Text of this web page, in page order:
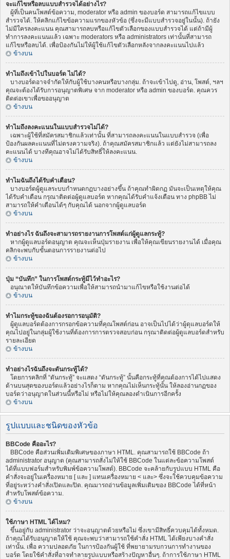
จะแก้ไขหรือลบแบบสำรวจได้อย่างไร?
ผู้ที่เป็นคนโพสต์ข้อความ, moderator หรือ admin ของบอร์ด สามารถแก้ไขแบบ
สำรวจได้. ให้คลิกแก้ไขข้อความแรกของหัวข้อ (ซึ่งจะมีแบบสำรวจอยู่ในนั้น). ถ้ายัง
ไม่มีใครลงคะแนน คุณสามารถลบหรือแก้ไขตัวเลือกของแบบสำรวจได้ แต่ถ้ามีผู้
ทำการลงคะแนนแล้ว เฉพาะ moderators หรือ administrators เท่านั้นที่สามารถ
แก้ไขหรือลบได้. เพื่อป้องกันไม่ให้ผู้ใช้แก้ไขตัวเลือกหลังจากลงคะแนนไปแล้ว
ข้างบน
ทำไมถึงเข้าไปในบอร์ด ไม่ได้?
บางบอร์ดอาจจำกัดให้กับผู้ใช้บางคนหรือบางกลุ่ม. ถ้าจะเข้าไปดู, อ่าน, โพสต์, ฯลฯ
คุณจะต้องได้รับการอนุญาตพิเศษ จาก moderator หรือ admin ของบอร์ด. คุณควร
ติดต่อเขาเพื่อขออนุญาต
ข้างบน
ทำไมถึงลงคะแนนในแบบสำรวจไม่ได้?
เฉพาะผู้ใช้ที่สมัครสมาชิกแล้วเท่านั้น ที่สามารถลงคะแนนในแบบสำรวจ (เพื่อ
ป้องกันผลคะแนนที่ไม่ตรงความจริง). ถ้าคุณสมัครสมาชิกแล้ว แต่ยังไม่สามารถลง
คะแนนได้ บางทีคุณอาจไม่ได้รับสิทธิ์ให้ลงคะแนน.
ข้างบน
ทำไมฉันถึงได้รับคำเตือน?
บางบอร์ดผู้ดูแลระบบกำหนดกฏบางอย่างขึ้น ถ้าคุณทำผิดกฏ มันจะเป็นเหตุให้คุณ
ได้รับคำเตือน กรุณาติดต่อผู้ดูแลบอร์ด หากคุณได้รับคำแจ้งเตือน ทาง phpBB ไม่
สามารถให้คำเตือนได้ๆ กับคุณได้ นอกจากผู้ดูแลบอร์ด
ข้างบน
ทำอย่างไร ฉันถึงจะสามารถรายงานการโพสต์แก่ผู้ดูแลกระทู้?
หากผู้ดูแลบอร์ดอนุญาต คุณจะเห็นปุ่มรายงาน เพื่อให้คุณเขียนรายงานได้ เมื่อคุณ
คลิกจะพบกับขั้นตอนการรายงานต่อไป
ข้างบน
ปุ่ม “บันทึก” ในการโพสต์กระทู้มีไว้ทำอะไร?
อนุณาตให้บันทึกข้อความเพื่อให้สามารถนำมาแก้ไขหรือใช้งานต่อได้
ข้างบน
ทำไมกระทู้ของฉันต้องรอการอนุมัติ?
ผู้ดูแลบอร์ดต้องการกรอกข้อความที่คุณโพสต์ก่อน อาจเป็นไปได้ว่าผู้ดุแลบอร์ดให้
คุณไปอยู่ในกลุ่มผู้ใช้งานที่ต้องการการตรวจสอบก่อน กรุณาติดต่อผู้ดูแลบอร์ดสำหรับ
รายละเอียด
ข้างบน
ทำอย่างไรฉันถึงจะดันกระทู้ได้?
โดยการคลิกที่ “ดันกระทู้” จะแสดง “ดันกระทู้” นั้นคือกระทู้ที่คุณต้องการได้ไปแสดง
ด้านบนสุดของบอร์ดแล้วอย่างไรก็ตาม หากคุณไม่เห็นกระทู้นั้น ให้ลองอ่านกฏของ
บอร์ดว่าอนุญาตในส่วนนี้หรือไม่ หรือไม่ให้คุณลองดำเนินการอีกครั้ง
ข้างบน
รูปแบบและชนิดของหัวข้อ
BBCode คืออะไร?
BBCode คือส่วนเพิ่มเติมพิเศษของภาษา HTML. คุณสามารถใช้ BBCode ถ้า
administrator อนุญาต (คุณสามารถสั่งไม่ให้ใช้ BBCode ในแต่ละข้อความโพสต์
ได้ที่แบบฟอร์มสำหรับพิมพ์ข้อความโพสต์). BBCode จะคล้ายกับรูปแบบ HTML คือ
คำสั่งจะอยู่ในเครื่องหมาย [ และ ] แทนเครื่องหมาย < และ> ซึ่งจะใช้ควบคุมข้อความ
ที่อยู่ระหว่างคำสั่งเปิดและปิด. คุณมารถอ่านข้อมูลเพิ่มเติมของ BBCode ได้ที่หน้า
สำหรับโพสต์ข้อความ.
ข้างบน
ใช้ภาษา HTML ได้ไหม?
ขึ้นอยู่กับ administrator ว่าจะอนุญาตด้วยหรือไม่ ซึ่งเขามีสิทธิ์ควบคุมได้ทั้งหมด.
ถ้าคุณได้รับอนุญาตให้ใช้ คุณจะพบว่าสามารถใช้คำสั่ง HTML ได้เพียงบางคำสั่ง
เท่านั้น. เพื่อ ความปลอดภัย ในการป้องกันผู้ใช้ ที่พยายามรบกวนการทำงานของ
บอร์ด โดยใช้คำสั่งที่อาจทำลายรูปแบบหรือสร้างปัญหาอื่นๆ. ถ้าการใช้ภาษา HTML